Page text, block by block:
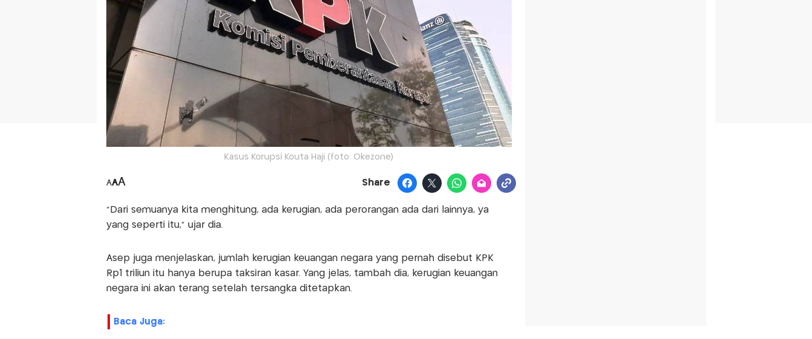
Kasus Korupsi Kouta Haji (foto: Okezone)
AAA Share
"Dari semuanya kita menghitung, ada kerugian, ada perorangan ada dari lainnya, ya
yang seperti itu," ujar dia.
Asep juga menjelaskan, jumlah kerugian keuangan negara yang pernah disebut KPK
Rp1 triliun itu hanya berupa taksiran kasar. Yang jelas, tambah dia, kerugian keuangan
negara ini akan terang setelah tersangka ditetapkan.
Baca Juga: